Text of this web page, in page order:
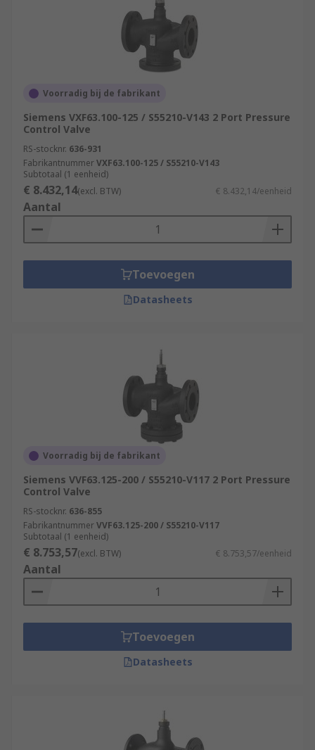
Voorradig bij de fabrikant
Siemens VXF63.100-125 / S55210-V143 2 Port Pressure
Control Valve
RS-stocknr. 636-931
FabrikantnummerVXF63.100-125 / S55210-V143
Subtotaal (1 eenheid)
€ 8.432,14(excl. BTW) € 8.432,14/eenheid
Aantal
Toevoegen
Datasheets
Voorradig bij de fabrikant
Siemens VVF63.125-200 / S55210-V117 2 Port Pressure
Control Valve
RS-stocknr. 636-855
FabrikantnummerVVF63.125-200 / S55210-V117
Subtotaal (1 eenheid)
€ 8.753,57(excl. BTW) € 8.753,57/eenheid
Aantal
Toevoegen
Datasheets